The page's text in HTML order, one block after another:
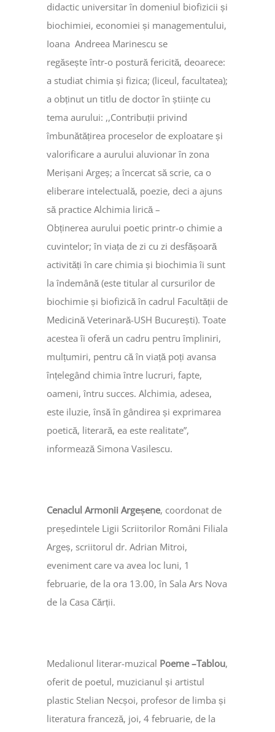
didactic universitar în domeniul biofizicii și
biochimiei, economiei și managementului,
Ioana Andreea Marinescu se
regăsește într-o postură fericită, deoarece:
a studiat chimia și fizica; (liceul, facultatea);
a obținut un titlu de doctor în științe cu
tema aurului: ,,Contribuții privind
îmbunătățirea proceselor de exploatare și
valorificare a aurului aluvionar în zona
Merișani Argeș; a încercat să scrie, ca o
eliberare intelectuală, poezie, deci a ajuns
să practice Alchimia lirică –
Obținerea aurului poetic printr-o chimie a
cuvintelor; în viața de zi cu zi desfășoară
activități în care chimia și biochimia îi sunt
la îndemână (este titular al cursurilor de
biochimie și biofizică în cadrul Facultății de
Medicină Veterinară-USH București). Toate
acestea îi oferă un cadru pentru împliniri,
mulțumiri, pentru că în viață poți avansa
înțelegând chimia între lucruri, fapte,
oameni, întru succes. Alchimia, adesea,
este iluzie, însă în gândirea și exprimarea
poetică, literară, ea este realitate”,
informează Simona Vasilescu.
Cenaclul Armonii Argeșene, coordonat de
președintele Ligii Scriitorilor Români Filiala
Argeș, scriitorul dr. Adrian Mitroi,
eveniment care va avea loc luni, 1
februarie, de la ora 13.00, în Sala Ars Nova
de la Casa Cărții.
Medalionul literar-muzical Poeme –Tablou,
oferit de poetul, muzicianul și artistul
plastic Stelian Necșoi, profesor de limba și
literatura franceză, joi, 4 februarie, de la